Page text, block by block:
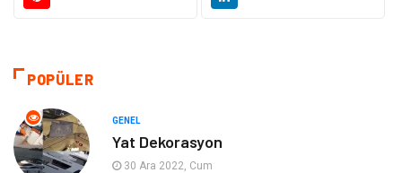
Makine
Eğitim ve Kariyer
Gıda Organizasyon
POPÜLER
GENEL
Yat Dekorasyon
30 Ara 2022, Cum